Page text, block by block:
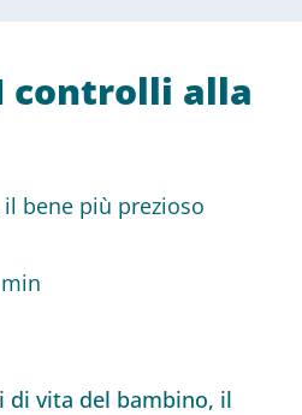
controlli alla
il bene più prezioso
di vita del bambino, il